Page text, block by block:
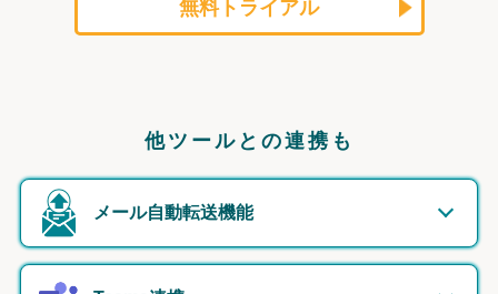
無料トライアル
他ツールとの連携も
メール自動転送機能